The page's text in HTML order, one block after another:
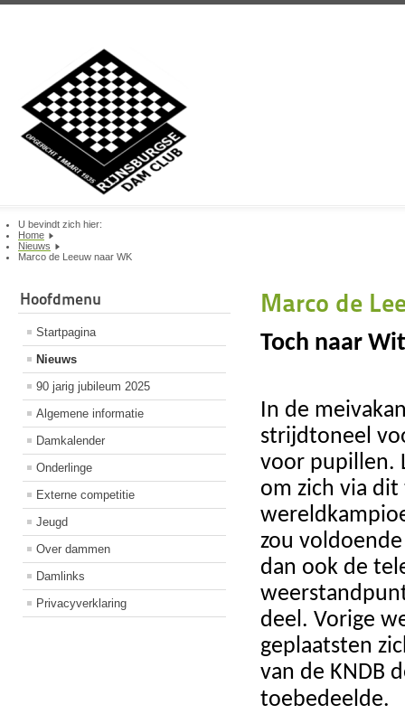
U bevindt zich hier:
Home
Nieuws
Marco de Leeuw naar WK
Hoofdmenu
Startpagina
Nieuws
90 jarig jubileum 2025
Algemene informatie
Damkalender
Onderlinge
Externe competitie
Jeugd
Over dammen
Damlinks
Privacyverklaring
Marco de
Toch naar
In de
strijdtoneel
voor pupillen.
om zich via
zou
dan ook de
deel. Vorige
geplaatsten
van de KNDB
toebedeelde.